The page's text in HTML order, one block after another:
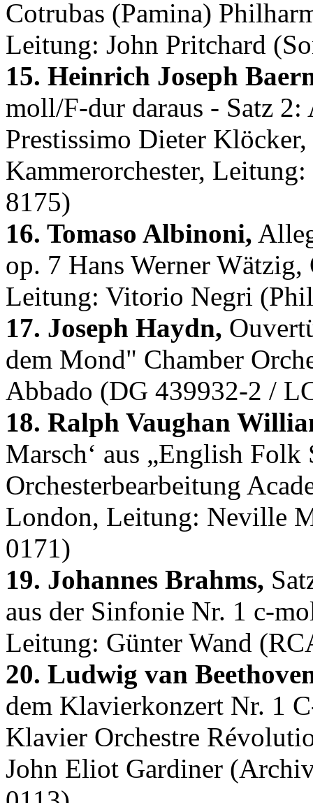
Cotrubas (Pamina)
Leitung: John Pritchard
15. Heinrich Joseph
moll/F-dur daraus - Satz
Prestissimo Dieter
Kammerorchester,
8175)
16. Tomaso Albinoni,
op. 7 Hans Werner
Leitung: Vitorio Negri
17. Joseph Haydn,
dem Mond" Chamber
Abbado (DG 439932-2 /
18. Ralph Vaughan
Marsch‘ aus „English Folk
Orchesterbearbeitung
London, Leitung: Neville
0171)
19. Johannes Brahms,
aus der Sinfonie Nr. 1 c-
Leitung: Günter Wand
20. Ludwig van
dem Klavierkonzert Nr. 1
Klavier Orchestre
John Eliot Gardiner